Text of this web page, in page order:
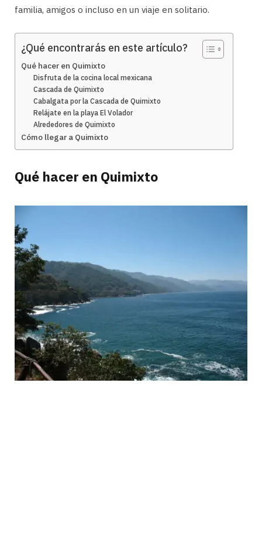
familia, amigos o incluso en un viaje en solitario.
¿Qué encontrarás en este artículo?
Qué hacer en Quimixto
Disfruta de la cocina local mexicana
Cascada de Quimixto
Cabalgata por la Cascada de Quimixto
Relájate en la playa El Volador
Alrededores de Quimixto
Cómo llegar a Quimixto
Qué hacer en Quimixto